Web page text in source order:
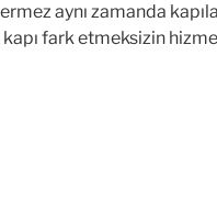
aynı zamanda
fark etmeksizin